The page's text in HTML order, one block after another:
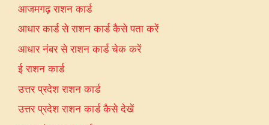
आजमगढ़ राशन कार्ड
आधार कार्ड से राशन कार्ड कैसे पता करें
आधार नंबर से राशन कार्ड चेक करें
ई राशन कार्ड
उत्तर प्रदेश राशन कार्ड
उत्तर प्रदेश राशन कार्ड कैसे देखें